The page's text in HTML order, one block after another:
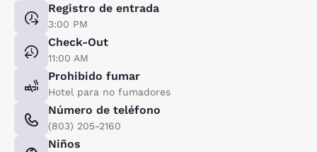
Registro de entrada
3:00 PM
Check-Out
11:00 AM
Prohibido fumar
Hotel para no fumadores
Número de teléfono
(803) 205-2160
Niños